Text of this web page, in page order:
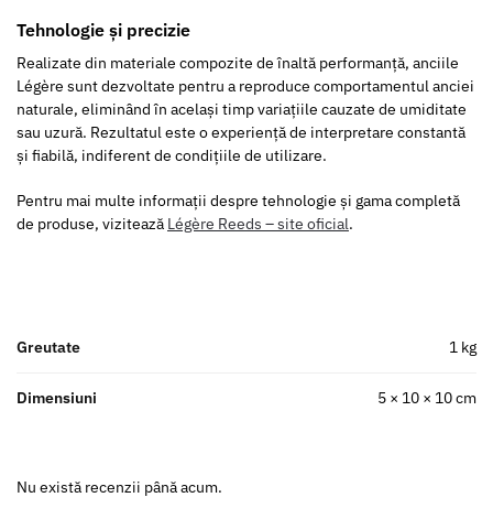
Tehnologie și precizie
Realizate din materiale compozite de înaltă performanță, anciile
Légère sunt dezvoltate pentru a reproduce comportamentul anciei
naturale, eliminând în același timp variațiile cauzate de umiditate
sau uzură. Rezultatul este o experiență de interpretare constantă
și fiabilă, indiferent de condițiile de utilizare.
Pentru mai multe informații despre tehnologie și gama completă
de produse, vizitează Légère Reeds – site oficial.
Greutate 1 kg
Dimensiuni 5 × 10 × 10 cm
Nu există recenzii până acum.